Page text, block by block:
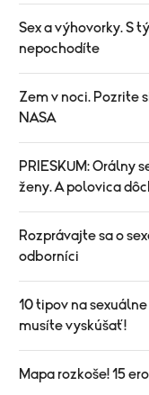
Sex a výhovorky. S
nepochodíte
Zem v noci. Pozrite
NASA
PRIESKUM: Orálny
ženy. A polovica
Rozprávajte sa o
odborníci
10 tipov na
musíte vyskúšať!
Mapa rozkoše! 15